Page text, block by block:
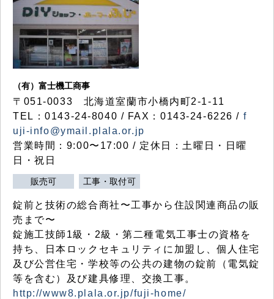
（有）富士機工商事
〒051-0033 北海道室蘭市小橋内町2-1-11
TEL：0143-24-8040 / FAX：0143-24-6226 / f
uji-info@ymail.plala.or.jp
営業時間：9:00〜17:00 / 定休日：土曜日・日曜
日・祝日
販売可 工事・取付可
錠前と技術の総合商社〜工事から住設関連商品の販
売まで〜
錠施工技師1級・2級・第二種電気工事士の資格を
持ち、日本ロックセキュリティに加盟し、個人住宅
及び公営住宅・学校等の公共の建物の錠前（電気錠
等を含む）及び建具修理、交換工事。
http://www8.plala.or.jp/fuji-home/